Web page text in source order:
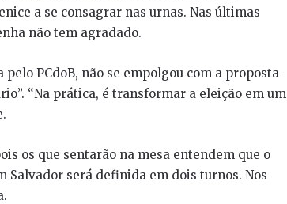
a se consagrar nas urnas. Nas últimas
não tem agradado.
PCdoB, não se empolgou com a proposta
“Na prática, é transformar a eleição em um
os que sentarão na mesa entendem que o
Salvador será definida em dois turnos. Nos